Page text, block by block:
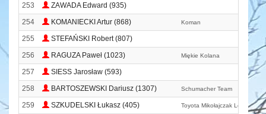
253
ZAWADA Edward (935)
254
KOMANIECKI Artur (868) Koman
255
STEFAŃSKI Robert (807)
256
RAGUZA Paweł (1023) Miękie Kolana
257
SIESS Jarosław (593)
258
BARTOSZEWSKI Dariusz (1307) Schumacher Team
259 SZKUDELSKI Łukasz (405) Toyota Mikołajczak Leszno